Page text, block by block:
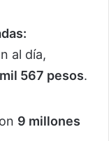
al día,
567 pesos.
9 millones